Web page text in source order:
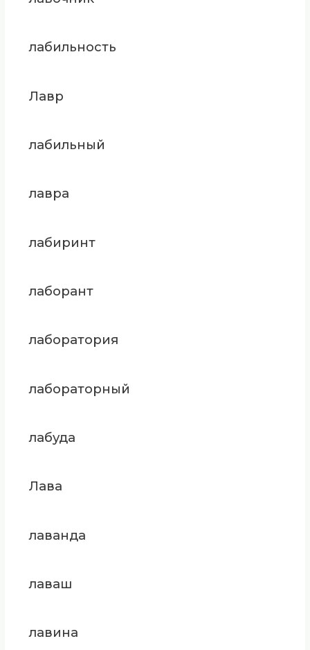
лабильность
Лавр
лабильный
лавра
лабиринт
лаборант
лаборатория
лабораторный
лабуда
Лава
лаванда
лаваш
лавина